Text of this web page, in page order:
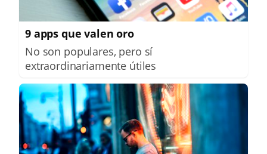
9 apps que valen oro
No son populares, pero sí
extraordinariamente útiles